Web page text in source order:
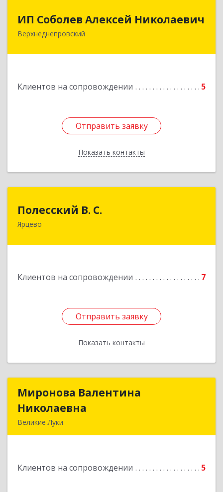
ИП Соболев Алексей Николаевич
Верхнеднепровский
Клиентов на сопровождении 5
Отправить заявку
Показать контакты
ИП Соболев Алексей Николаевич
Отправить заявку
Назад
Полесский В. С.
Ярцево
Клиентов на сопровождении 7
Отправить заявку
Показать контакты
Отправить заявку
Назад
Миронова Валентина
Николаевна
Великие Луки
Клиентов на сопровождении 5
Миронова Валентина